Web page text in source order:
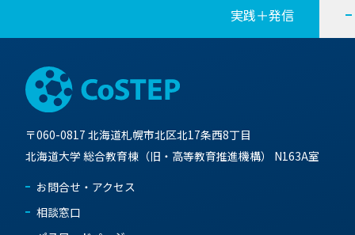
ー
シ
ョ
ン
実践＋発信
〒060-0817 北海道札幌市北区北17条西8丁目
北海道大学 総合教育棟（旧・高等教育推進機構） N163A室
お問合せ・アクセス
相談窓口